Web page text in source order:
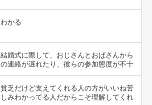
わかる
結婚式に際して、おじさんとおばさんから
の連絡が遅れたり、彼らの参加態度が不十
貧乏だけど支えてくれる人の方がいいね苦
しみわかってる人だからこそ理解してくれ